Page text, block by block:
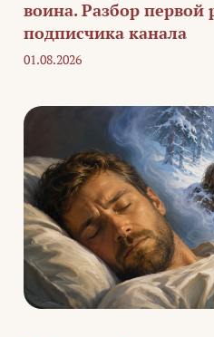
воина. Разбор первой
подписчика канала
01.08.2026